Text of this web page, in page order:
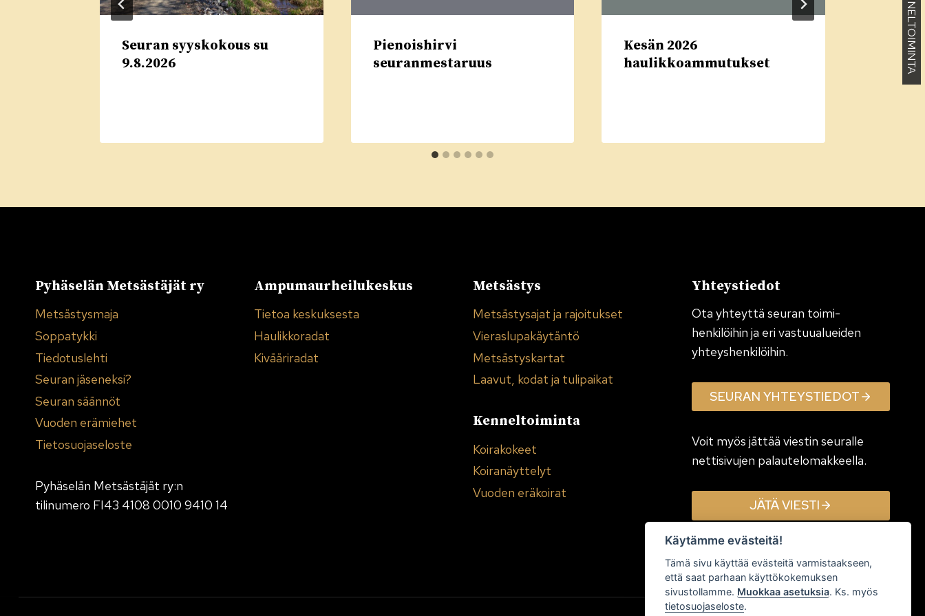
KENNELTOIMINTA
Seuran syyskokous su
9.8.2026
Pienoishirvi
seuranmestaruus
Kesän 2026
haulikkoammutukset
Pyhäselän Metsästäjät ry
Metsästysmaja
Soppatykki
Tiedotuslehti
Seuran jäseneksi?
Seuran säännöt
Vuoden erämiehet
Tietosuojaseloste
Pyhäselän Metsästäjät ry:n
tilinumero FI43 4108 0010 9410 14
Ampumaurheilukeskus
Tietoa keskuksesta
Haulikkoradat
Kivääriradat
Metsästys
Metsästysajat ja rajoitukset
Vieraslupakäytäntö
Metsästyskartat
Laavut, kodat ja tulipaikat
Kenneltoiminta
Koirakokeet
Koiranäyttelyt
Vuoden eräkoirat
Yhteystiedot
Ota yhteyttä seuran toimi­
henkilöihin ja eri vastuualueiden
yhteyshenkilöihin.
SEURAN YHTEYSTIEDOT
Voit myös jättää viestin seuralle
nettisivujen palautelomakkeella.
JÄTÄ VIESTI
Käytämme evästeitä!
Tämä sivu käyttää evästeitä varmistaakseen,
että saat parhaan käyttökokemuksen
sivustollamme. Muokkaa asetuksia. Ks. myös
tietosuojaseloste.